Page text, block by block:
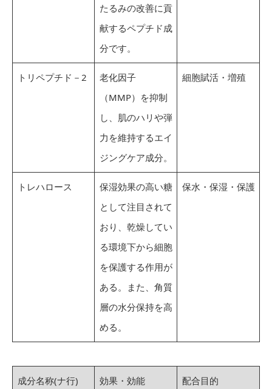
たるみの改善に貢
献するペプチド成
分です。
トリペプチド－2
老化因子
（MMP）を抑制
し、肌のハリや弾
力を維持するエイ
ジングケア成分。
細胞賦活・増殖
トレハロース
保湿効果の高い糖
として注目されて
おり、乾燥してい
る環境下から細胞
を保護する作用が
ある。また、角質
層の水分保持を高
める。
保水・保湿・保護
成分名称(ナ行) 効果・効能 配合目的